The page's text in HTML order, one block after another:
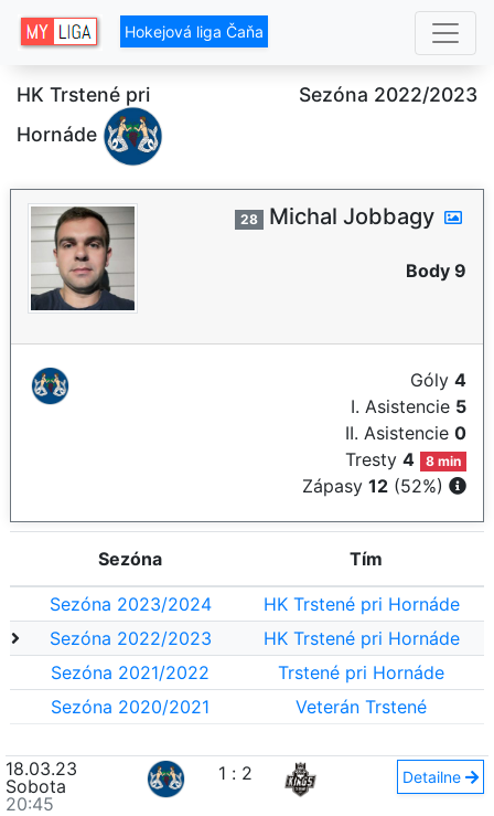
Hokejová liga Čaňa
HK Trstené pri
Hornáde
Sezóna 2022/2023
28 Michal Jobbagy
Body 9
Góly 4
I. Asistencie 5
II. Asistencie 0
Tresty4 8 min
Zápasy 12 (52%)
Sezóna Tím
Sezóna 2023/2024
HK Trstené pri Hornáde
Sezóna 2022/2023
HK Trstené pri Hornáde
Sezóna 2021/2022
Trstené pri Hornáde
Sezóna 2020/2021
Veterán Trstené
18.03.23
Sobota
20:45
1 : 2 Detailne